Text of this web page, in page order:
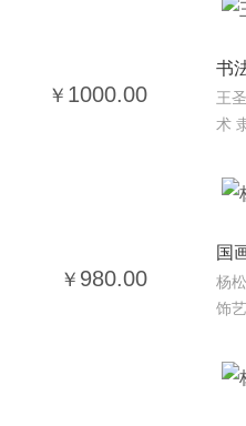
￥ 1000.00
￥ 980.00
书
王
术
国
杨
饰